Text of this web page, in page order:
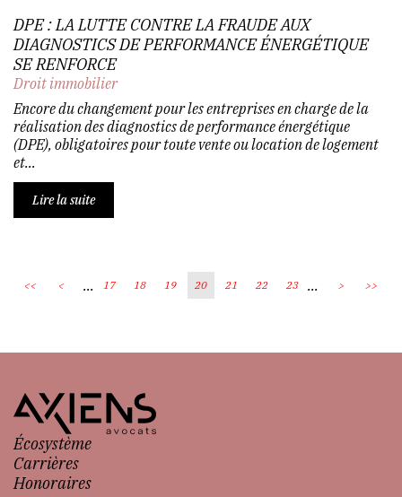
DPE : LA LUTTE CONTRE LA FRAUDE AUX
DIAGNOSTICS DE PERFORMANCE ÉNERGÉTIQUE
SE RENFORCE
Droit immobilier
Encore du changement pour les entreprises en charge de la
réalisation des diagnostics de performance énergétique
(DPE), obligatoires pour toute vente ou location de logement
et...
Lire la suite
<< < ... 17 18 19 20 21 22 23 ... > >>
Écosystème
Carrières
Honoraires